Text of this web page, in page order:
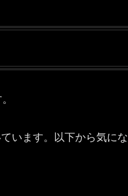
います。以下から気に